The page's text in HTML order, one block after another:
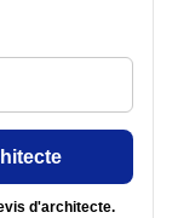
d'architecte.